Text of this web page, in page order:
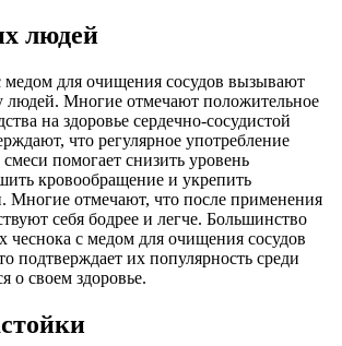
людей
медом для очищения сосудов вызывают
людей. Многие отмечают положительное
на здоровье сердечно-сосудистой
что регулярное употребление
помогает снизить уровень
кровообращение и укрепить
Многие отмечают, что после применения
себя бодрее и легче. Большинство
чеснока с медом для очищения сосудов
подтверждает их популярность среди
о своем здоровье.